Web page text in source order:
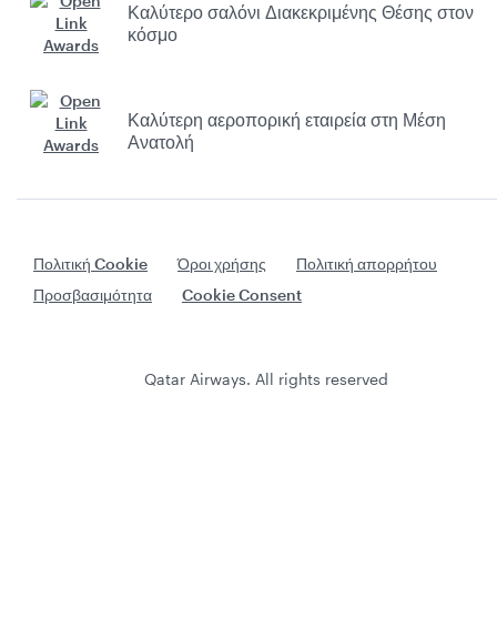
Καλύτερο σαλόνι Διακεκριμένης Θέσης στον
κόσμο
Καλύτερη αεροπορική εταιρεία στη Μέση
Ανατολή
Πολιτική Cookie Όροι χρήσης
Πολιτική απορρήτου
Προσβασιμότητα
Cookie Consent
Qatar Airways. All rights reserved